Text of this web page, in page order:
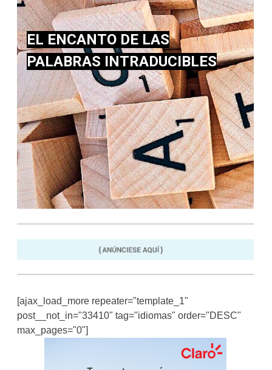
EL ENCANTO DE LAS
PALABRAS INTRADUCIBLES
[ajax_load_more repeater="template_1"
post__not_in="33410" tag="idiomas" order="DESC"
max_pages="0"]